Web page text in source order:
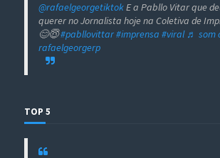
@rafaelgeorgetiktokE a Pabllo Vitar que
querer no Jornalista hoje na Coletiva de
😊😇#pabllovittar#imprensa #viral ♬ som
rafaelgeorgerp
TOP 5